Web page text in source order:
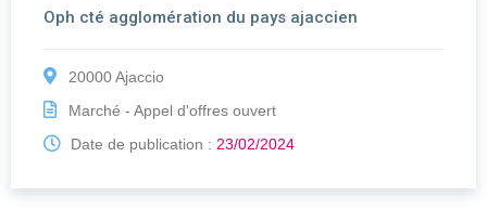
Oph cté agglomération du pays ajaccien
20000 Ajaccio
Marché - Appel d'offres ouvert
Date de publication : 23/02/2024